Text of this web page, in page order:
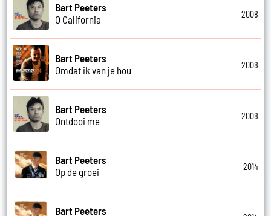
Bart Peeters
O California
2008
Bart Peeters
Omdat ik van je hou
2008
Bart Peeters
Ontdooi me
2008
Bart Peeters
Op de groei
2014
Bart Peeters